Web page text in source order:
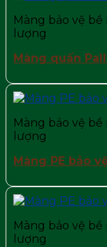
Màng bảo vệ
lượng
Màng quấn
Màng bảo vệ
lượng
Màng PE bảo
Màng bảo vệ
lượng